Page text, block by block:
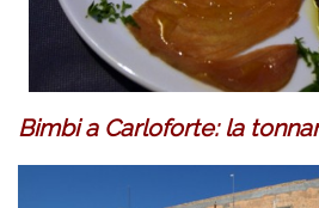
Bimbi a Carloforte: la